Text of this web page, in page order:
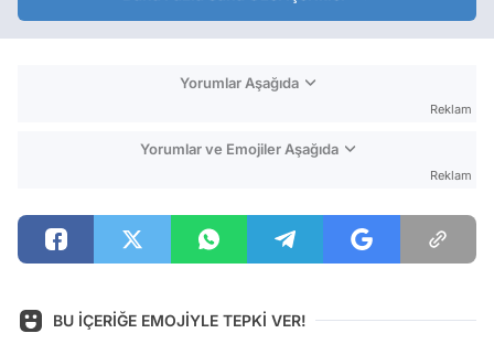
Yorumlar Aşağıda
Reklam
Yorumlar ve Emojiler Aşağıda
Reklam
BU İÇERİĞE EMOJİYLE TEPKİ VER!